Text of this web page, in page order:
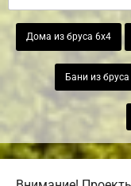
Дома из бруса 6х4
Бани из